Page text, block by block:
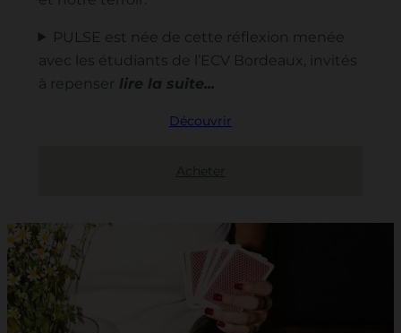
PULSE est née de cette réflexion menée
avec les étudiants de l’ECV Bordeaux, invités
à repenser
Découvrir